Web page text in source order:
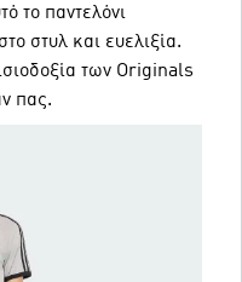
το παντελόνι
στυλ και ευελιξία.
των Originals
πας.